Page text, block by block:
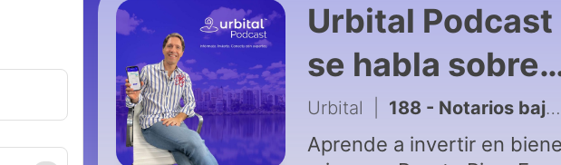
Urbital
se habla sobre
bienes raíces
Urbital 188 - Notarios bajo presión: ¿justifican sus honorarios o solo quieren cobrar más?
Aprende a invertir en